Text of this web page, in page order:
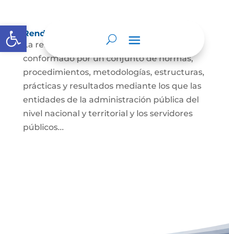
Abrir barra de herramientas
Rendición de cuentas
La rendición de cuentas es el proceso
conformado por un conjunto de normas,
procedimientos, metodologías, estructuras,
prácticas y resultados mediante los que las
entidades de la administración pública del
nivel nacional y territorial y los servidores
públicos...